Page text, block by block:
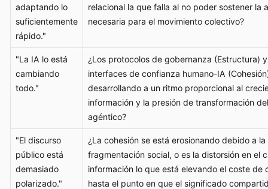
adaptando lo
suficientemente
rápido."
relacional la que falla al no poder sostener la
necesaria para el movimiento colectivo?
"La IA lo está
cambiando
todo."
¿Los protocolos de gobernanza (Estructura)
interfaces de confianza humano-IA
desarrollando a un ritmo proporcional al
información y la presión de transformación
agéntico?
"El discurso
público está
demasiado
polarizado."
¿La cohesión se está erosionando debido a la
fragmentación social, o es la distorsión en el
información lo que está elevando el coste de
hasta el punto en que el significado